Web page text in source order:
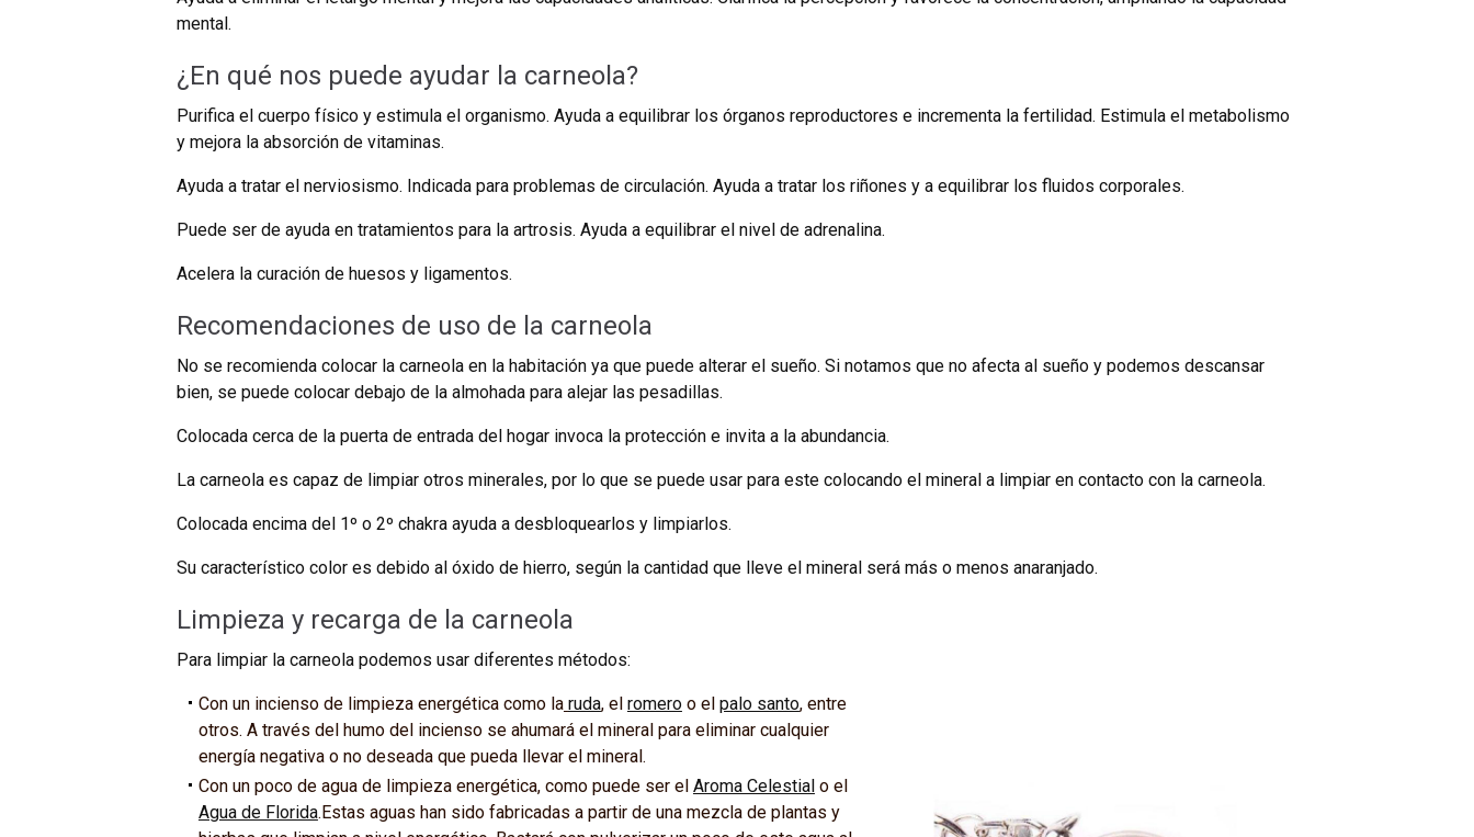
mental.
¿En qué nos puede ayudar la carneola?
Purifica el cuerpo físico y estimula el organismo. Ayuda a equilibrar los órganos reproductores e incrementa la fertilidad. Estimula el metabolismo
y mejora la absorción de vitaminas.
Ayuda a tratar el nerviosismo. Indicada para problemas de circulación. Ayuda a tratar los riñones y a equilibrar los fluidos corporales.
Puede ser de ayuda en tratamientos para la artrosis. Ayuda a equilibrar el nivel de adrenalina.
Acelera la curación de huesos y ligamentos.
Recomendaciones de uso de la carneola
No se recomienda colocar la carneola en la habitación ya que puede alterar el sueño. Si notamos que no afecta al sueño y podemos descansar
bien, se puede colocar debajo de la almohada para alejar las pesadillas.
Colocada cerca de la puerta de entrada del hogar invoca la protección e invita a la abundancia.
La carneola es capaz de limpiar otros minerales, por lo que se puede usar para este colocando el mineral a limpiar en contacto con la carneola.
Colocada encima del 1º o 2º chakra ayuda a desbloquearlos y limpiarlos.
Su característico color es debido al óxido de hierro, según la cantidad que lleve el mineral será más o menos anaranjado.
Limpieza y recarga de la carneola
Para limpiar la carneola podemos usar diferentes métodos:
Con un incienso de limpieza energética como la ruda, el romeroo el palo santo, entre
otros. A través del humo del incienso se ahumará el mineral para eliminar cualquier
energía negativa o no deseada que pueda llevar el mineral.
Con un poco de agua de limpieza energética, como puede ser el Aroma Celestialo el
Agua de Florida.Estas aguas han sido fabricadas a partir de una mezcla de plantas y